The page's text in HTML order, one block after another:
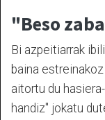
"Beso
Bi azpeitiarrak
baina
aitortu du
handiz" jokatu